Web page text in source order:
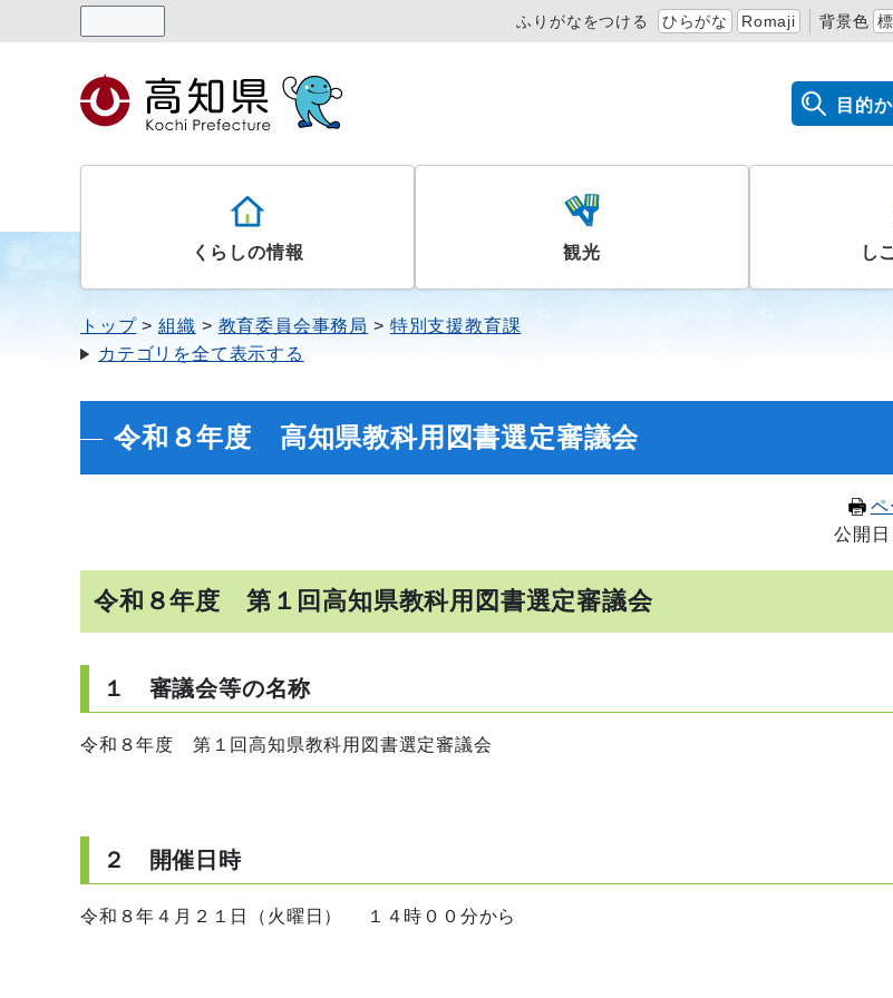
ふりがなをつける ひらがな Romaji 背景色
目的
くらしの情報 観光 し
トップ 組織 教育委員会事務局
特別支援教育課
カテゴリを全て表示する
令和８年度 高知県教科用図書選定審議会
ペ
公開
令和８年度 第１回高知県教科用図書選定審議会
１ 審議会等の名称
令和８年度 第１回高知県教科用図書選定審議会
２ 開催日時
令和８年４月２１日（火曜日） １４時００分から